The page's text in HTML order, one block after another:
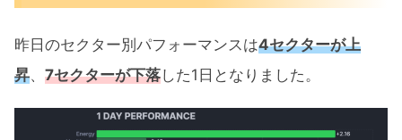
昨日のセクター別パフォーマンスは4セクターが上
昇、 7セクターが下落した1日となりました。